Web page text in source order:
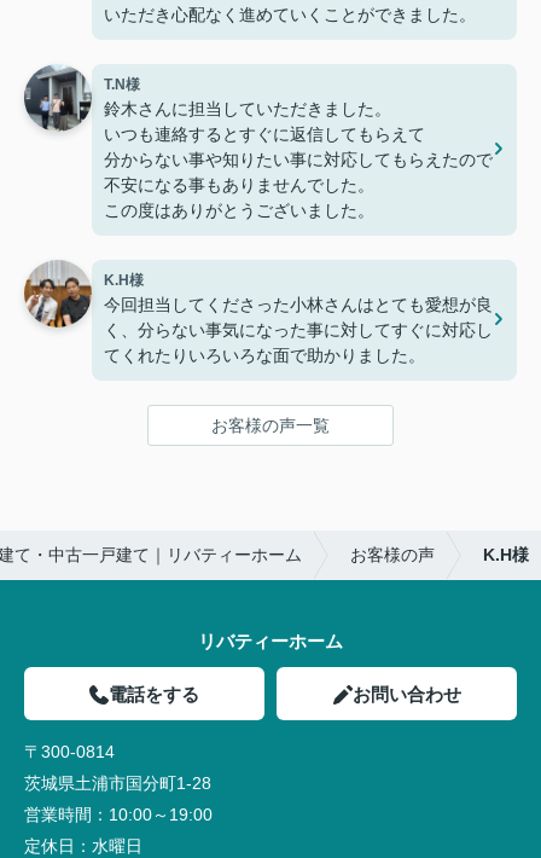
いただき心配なく進めていくことができました。
T.N様
鈴木さんに担当していただきました。
いつも連絡するとすぐに返信してもらえて
分からない事や知りたい事に対応してもらえたので
不安になる事もありませんでした。
この度はありがとうございました。
K.H様
今回担当してくださった小林さんはとても愛想が良
く、分らない事気になった事に対してすぐに対応し
てくれたりいろいろな面で助かりました。
お客様の声一覧
て・中古一戸建て｜リバティーホーム お客様の声 K.H様
リバティーホーム
電話をする お問い合わせ
〒300-0814
茨城県土浦市国分町1-28
営業時間： 10:00～19:00
定休日： 水曜日